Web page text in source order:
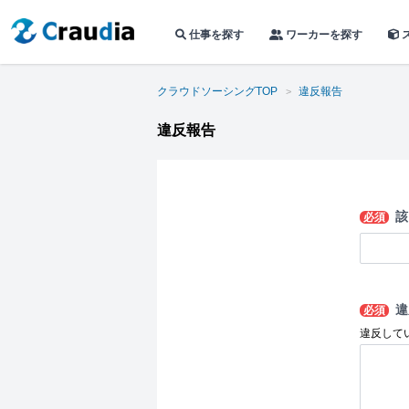
仕事を探す ワーカーを探す
クラウドソーシングTOP 違反報告
違反報告
必須
必須
違反して